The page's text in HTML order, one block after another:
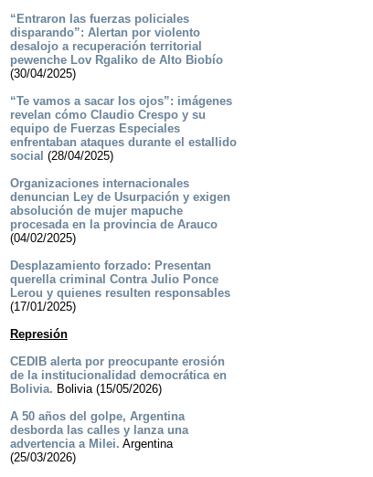
“Entraron las fuerzas policiales
disparando”: Alertan por violento
desalojo a recuperación territorial
pewenche Lov Rgaliko de Alto Biobío
(30/04/2025)
“Te vamos a sacar los ojos”: imágenes
revelan cómo Claudio Crespo y su
equipo de Fuerzas Especiales
enfrentaban ataques durante el estallido
social (28/04/2025)
Organizaciones internacionales
denuncian Ley de Usurpación y exigen
absolución de mujer mapuche
procesada en la provincia de Arauco
(04/02/2025)
Desplazamiento forzado: Presentan
querella criminal Contra Julio Ponce
Lerou y quienes resulten responsables
(17/01/2025)
Represión
CEDIB alerta por preocupante erosión
de la institucionalidad democrática en
Bolivia. Bolivia (15/05/2026)
A 50 años del golpe, Argentina
desborda las calles y lanza una
advertencia a Milei. Argentina
(25/03/2026)